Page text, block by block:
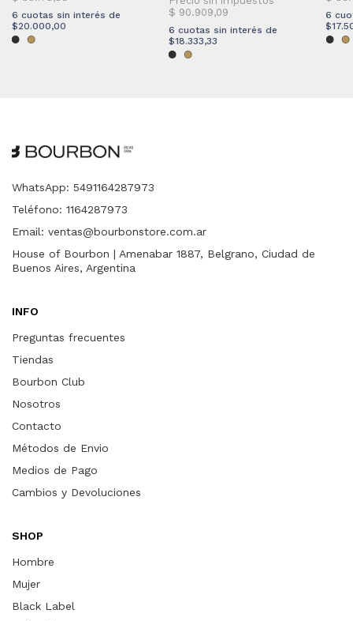
6 cuotas sin interés de
$20.000,00
6 cuotas sin interés de
$18.333,33
6
WhatsApp: 5491164287973
Teléfono: 1164287973
Email: ventas@bourbonstore.com.ar
House of Bourbon | Amenabar 1887, Belgrano, Ciudad de
Buenos Aires, Argentina
INFO
Preguntas frecuentes
Tiendas
Bourbon Club
Nosotros
Contacto
Métodos de Envio
Medios de Pago
Cambios y Devoluciones
SHOP
Hombre
Mujer
Black Label